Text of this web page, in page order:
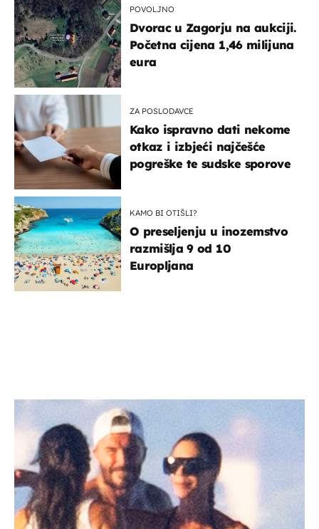
POVOLJNO
Dvorac u Zagorju na aukciji.
Početna cijena 1,46 milijuna
eura
ZA POSLODAVCE
Kako ispravno dati nekome
otkaz i izbjeći najčešće
pogreške te sudske sporove
KAMO BI OTIŠLI?
O preseljenju u inozemstvo
razmišlja 9 od 10
Europljana